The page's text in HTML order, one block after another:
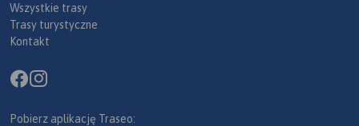
Wszystkie trasy
Trasy turystyczne
Kontakt
Pobierz aplikację Traseo: